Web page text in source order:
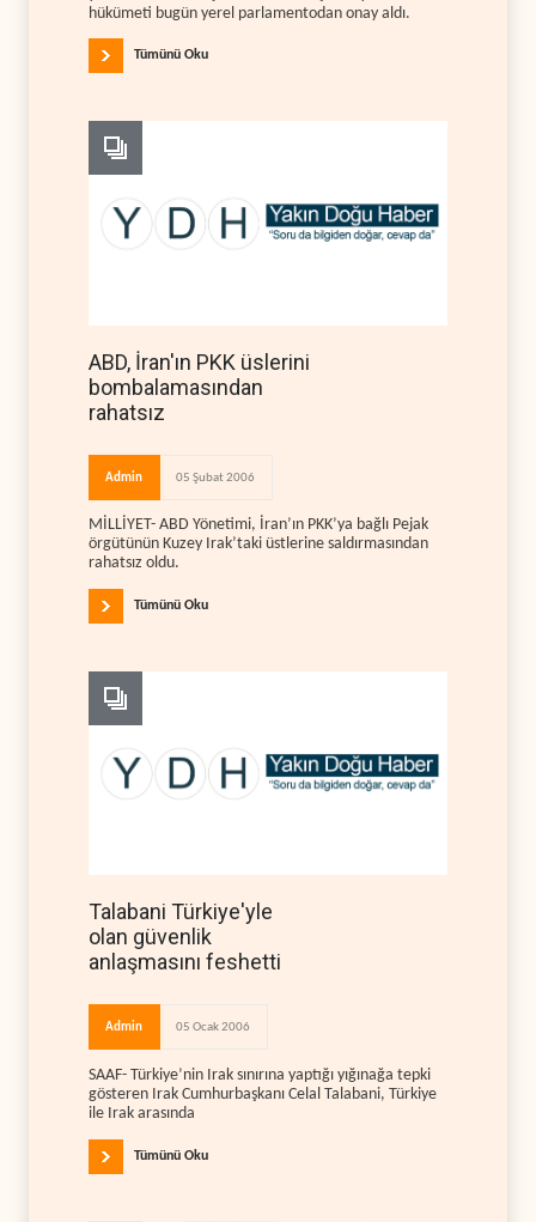
hükümeti bugün yerel parlamentodan onay aldı.
Tümünü Oku
ABD, İran'ın PKK üslerini
bombalamasından
rahatsız
Admin 05 Şubat 2006
MİLLİYET- ABD Yönetimi, İran’ın PKK’ya bağlı Pejak
örgütünün Kuzey Irak’taki üstlerine saldırmasından
rahatsız oldu.
Tümünü Oku
Talabani Türkiye'yle
olan güvenlik
anlaşmasını feshetti
Admin 05 Ocak 2006
SAAF- Türkiye’nin Irak sınırına yaptığı yığınağa tepki
gösteren Irak Cumhurbaşkanı Celal Talabani, Türkiye
ile Irak arasında
Tümünü Oku